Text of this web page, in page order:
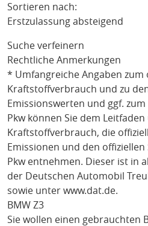
Sortieren nach:
Erstzulassung absteigend
Suche verfeinern
Rechtliche Anmerkungen
* Umfangreiche Angaben zum
Kraftstoffverbrauch und zu
Emissionswerten und ggf.
Pkw können Sie dem
Kraftstoffverbrauch, die
Emissionen und den
Pkw entnehmen. Dieser ist in
der Deutschen Automobil
sowie unter www.dat.de.
BMW Z3
Sie wollen einen gebrauchten